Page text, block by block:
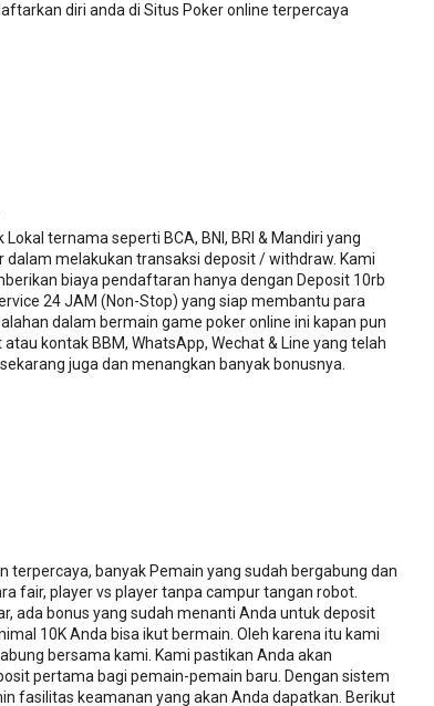
diri anda di Situs Poker online terpercaya
ternama seperti BCA, BNI, BRI & Mandiri yang
melakukan transaksi deposit / withdraw. Kami
biaya pendaftaran hanya dengan Deposit 10rb
24 JAM (Non-Stop) yang siap membantu para
dalam bermain game poker online ini kapan pun
kontak BBM, WhatsApp, Wechat & Line yang telah
juga dan menangkan banyak bonusnya.
terpercaya, banyak Pemain yang sudah bergabung dan
fair, player vs player tanpa campur tangan robot.
ada bonus yang sudah menanti Anda untuk deposit
10K Anda bisa ikut bermain. Oleh karena itu kami
bersama kami. Kami pastikan Anda akan
pertama bagi pemain-pemain baru. Dengan sistem
fasilitas keamanan yang akan Anda dapatkan. Berikut